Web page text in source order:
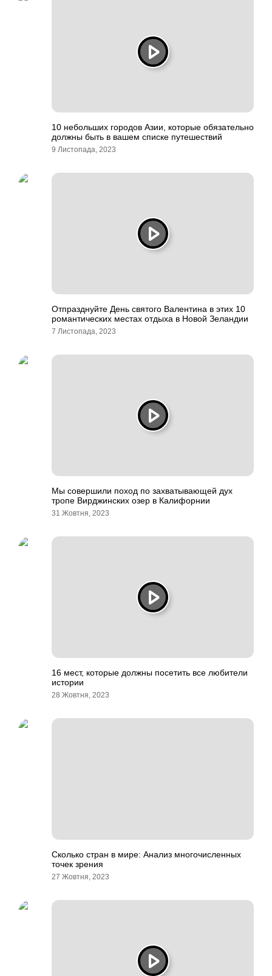
10 небольших городов Азии, которые обязательно
должны быть в вашем списке путешествий
9 Листопада, 2023
Отпразднуйте День святого Валентина в этих 10
романтических местах отдыха в Новой Зеландии
7 Листопада, 2023
Мы совершили поход по захватывающей дух
тропе Вирджинских озер в Калифорнии
31 Жовтня, 2023
16 мест, которые должны посетить все любители
истории
28 Жовтня, 2023
Сколько стран в мире: Анализ многочисленных
точек зрения
27 Жовтня, 2023